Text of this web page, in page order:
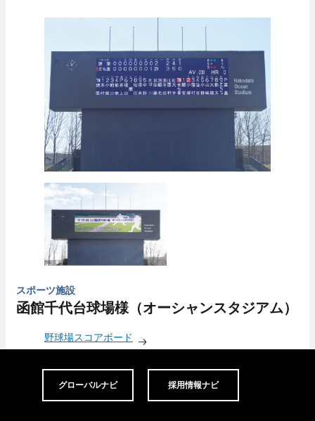
スポーツ施設
函館千代台球場様（オーシャンスタジアム）
野球場スコアボード
画面サイズ／18.4×5.2m（95.6㎡）
グローバルナビ 採用情報ナビ